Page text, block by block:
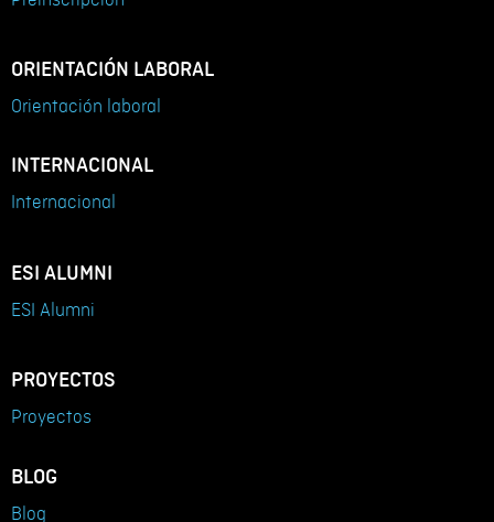
ORIENTACIÓN LABORAL
Orientación laboral
INTERNACIONAL
Internacional
ESI ALUMNI
ESI Alumni
PROYECTOS
Proyectos
BLOG
Blog